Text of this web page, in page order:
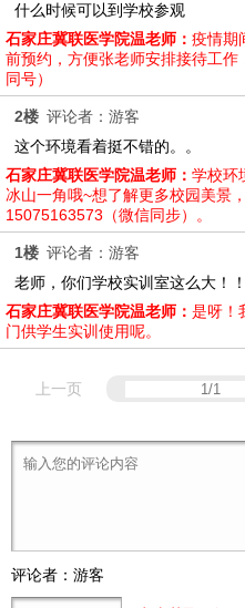
什么时候可以到学校参观
石家庄冀联医学院温老师： 疫情期
前预约，方便张老师安排接待工
同号）
2楼 评论者：游客
这个环境看着挺不错的。。
石家庄冀联医学院温老师： 学校环
冰山一角哦~想了解更多校园美景
15075163573（微信同步）。
1楼 评论者：游客
老师，你们学校实训室这么大！！
石家庄冀联医学院温老师： 是呀！
门供学生实训使用呢。
上一页
评论者：游客